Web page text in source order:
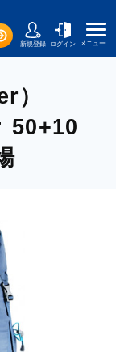
新規登録 ログイン メニュー
）
50+10